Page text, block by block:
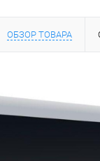
ОБЗОР ТОВАРА